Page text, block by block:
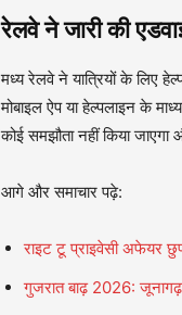
रेलवे ने जारी की
मध्य रेलवे ने यात्रियों के लिए
मोबाइल ऐप या हेल्पलाइन के
कोई समझौता नहीं किया जाएगा
आगे और समाचार पढ़े:
राइट टू प्राइवेसी अफेयर
गुजरात बाढ़ 2026: